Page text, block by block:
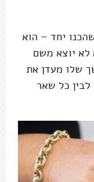
יחד – הוא
לא יוצא משם
שלו מעדן את
כל שאר